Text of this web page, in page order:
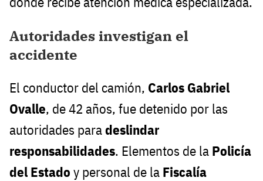
Autoridades investigan el
accidente
El conductor del camión, Carlos Gabriel
Ovalle, de 42 años, fue detenido por las
autoridades paradeslindar
responsabilidades. Elementos de la Policía
del Estado y personal de la Fiscalía